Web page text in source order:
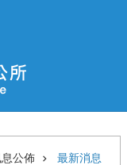
公佈 最新消息